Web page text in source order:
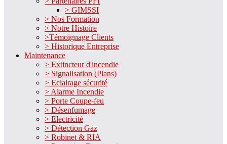
> GIMSSI
> Nos Formation
> Notre Histoire
>Témoignage Clients
> Historique Entreprise
Maintenance
> Extincteur d'incendie
> Signalisation (Plans)
> Eclairage sécurité
> Alarme Incendie
> Porte Coupe-feu
> Désenfumage
> Electricité
> Détection Gaz
> Robinet & RIA